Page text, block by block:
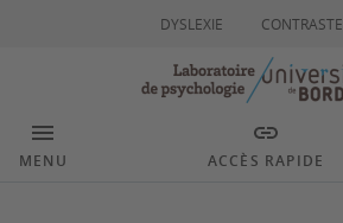
DYSLEXIE CONTRASTE
MENU ACCÈS RAPIDE